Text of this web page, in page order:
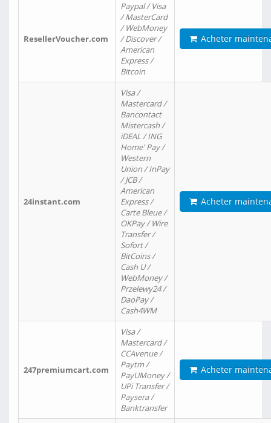
ResellerVoucher.com
Paypal / Visa
/ MasterCard
/ WebMoney
/ Discover /
American
Express /
Bitcoin
Acheter
24instant.com
Visa /
Mastercard /
Bancontact
Mistercash /
iDEAL / ING
Home' Pay /
Western
Union / InPay
/ JCB /
American
Express /
Carte Bleue /
OKPay / Wire
Transfer /
Sofort /
BitCoins /
Cash U /
WebMoney /
Przelewy24 /
DaoPay /
Cash4WM
Acheter
247premiumcart.com
Visa /
Mastercard /
CCAvenue /
Paytm /
PayUMoney /
UPi Transfer /
Paysera /
Banktransfer
Acheter